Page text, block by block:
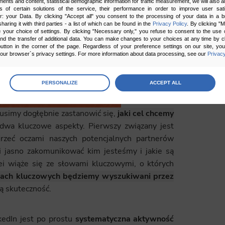
of certain solutions of the service, their performance in order to improve user
your Data. By clicking "Accept all" you consent to the processing of your data in a
it with third parties - a list of which can be found in the Privacy Policy. By clicking
your choice of settings. By clicking "Necessary only," you refuse to consent to the use
the transfer of additional data. You can make changes to your choices at any time by
in the corner of the page. Regardless of your preference settings on our site,
browser`s privacy settings. For more information about data processing, see our
preferences
and data stored on the end device contribute to the security and usability of the website by
functions such as site navigation and access to specific areas of the website. The website cannot
this group.
used to personalize your use of our website and to remember choices you make while using our
PERSONALIZE ACCEPT ALL
dogłębnie zastanowić się, jaki cel chcemy
kluczowe aspekty. Pierwszy związany jest
oczami naszych potencjalnych partnerów
zakomunikować kim jesteśmy i jakie są
wiąże się ze słowami kluczowymi, o których
kluczowych będziemy wyszukiwani przez
skuteczność.
jest po prostu systematyczna aktywność